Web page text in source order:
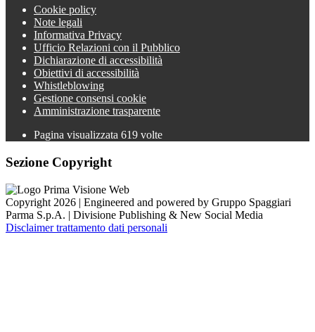
Cookie policy
Note legali
Informativa Privacy
Ufficio Relazioni con il Pubblico
Dichiarazione di accessibilità
Obiettivi di accessibilità
Whistleblowing
Gestione consensi cookie
Amministrazione trasparente
Pagina visualizzata 619 volte
Sezione Copyright
Copyright 2026 | Engineered and powered by Gruppo Spaggiari
Parma S.p.A. | Divisione Publishing & New Social Media
Disclaimer trattamento dati personali